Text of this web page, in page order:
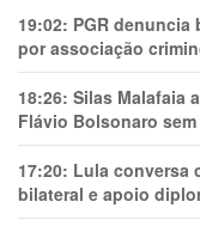
19:02: PGR denuncia
por associação
18:26: Silas Malafaia
Flávio Bolsonaro
17:20: Lula conversa
bilateral e apoio